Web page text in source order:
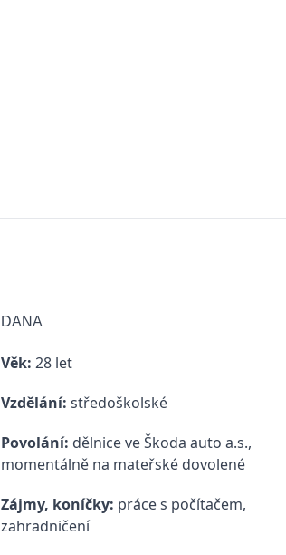
DANA
Věk: 28 let
Vzdělání: středoškolské
Povolání: dělnice ve Škoda auto a.s.,
momentálně na mateřské dovolené
Zájmy, koníčky: práce s počítačem,
zahradničení